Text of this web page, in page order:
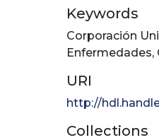
Keywords
Corporación
Enfermedades,
URI
http://
Collections